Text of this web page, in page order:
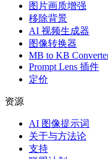
图片画质增强
移除背景
AI 视频生成器
图像转换器
MB to KB
Prompt Lens 插件
定价
资源
AI 图像提示词
关于与方法论
支持